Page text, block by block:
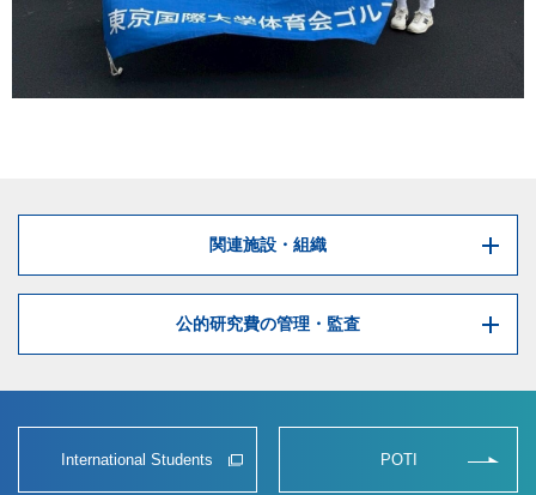
関連施設・組織
公的研究費の管理・監査
International Students POTI